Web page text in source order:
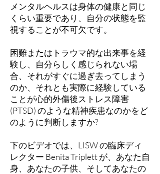
メンタルヘルスは身体の健康と同じ
くらい重要であり、自分の状態を監
視することが不可欠です。
困難またはトラウマ的な出来事を経
験し、自分らしく感じられない場
合、それがすぐに過ぎ去ってしまう
のか、それとも実際に経験している
ことが心的外傷後ストレス障害
(PTSD) のような精神疾患なのかをど
のように判断しますか?
下のビデオでは、LISW の臨床ディ
レクター Benita Triplett が、あなた自
身、あなたの子供、そしてあなたの